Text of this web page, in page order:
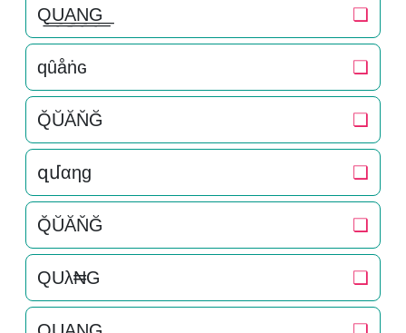
Q͟͟U͟͟A͟͟N͟͟G͟͟ ❏
qȗåṅɢ ❏
Q̆ŬĂN̆Ğ ❏
զմαηɡ ❏
Q̆ŬĂN̆Ğ ❏
QUλ₦G ❏